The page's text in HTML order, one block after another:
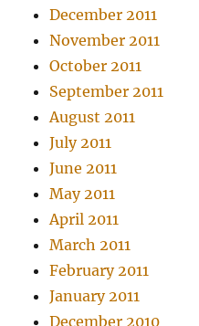
December 2011
November 2011
October 2011
September 2011
August 2011
July 2011
June 2011
May 2011
April 2011
March 2011
February 2011
January 2011
December 2010